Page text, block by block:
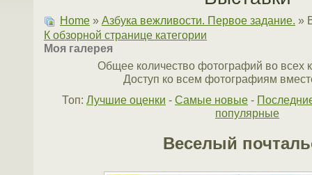
Home » Азбука вежливости. Первое задание. »
К обзорной странице категории
Моя галерея
Общее количество фотографий во всех
Доступ ко всем фотографиям
Топ: Лучшие оценки - Самые новые -
популярные
Веселый